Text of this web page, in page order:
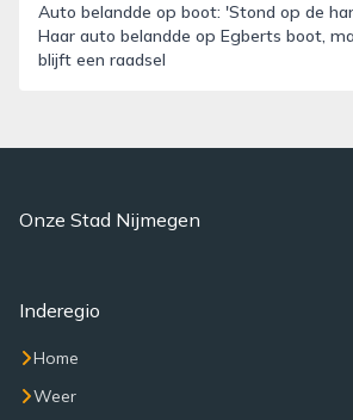
Auto belandde op boot: 'Stond op de
Haar auto belandde op Egberts boot,
blijft een raadsel
Onze Stad Nijmegen
Inderegio
Home
Weer